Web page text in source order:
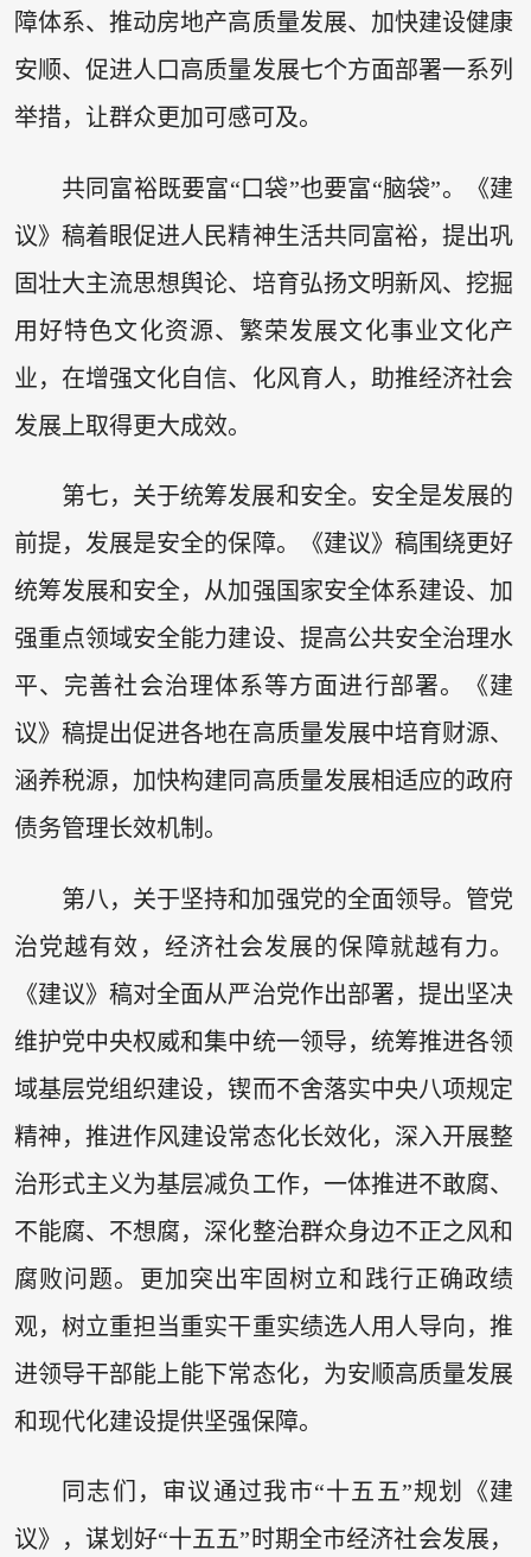
障体系、推动房地产高质量发展、加快建设健康
安顺、促进人口高质量发展七个方面部署一系列
举措，让群众更加可感可及。
共同富裕既要富“口袋”也要富“脑袋”。《建
议》稿着眼促进人民精神生活共同富裕，提出巩
固壮大主流思想舆论、培育弘扬文明新风、挖掘
用好特色文化资源、繁荣发展文化事业文化产
业，在增强文化自信、化风育人，助推经济社会
发展上取得更大成效。
第七，关于统筹发展和安全。安全是发展的
前提，发展是安全的保障。《建议》稿围绕更好
统筹发展和安全，从加强国家安全体系建设、加
强重点领域安全能力建设、提高公共安全治理水
平、完善社会治理体系等方面进行部署。《建
议》稿提出促进各地在高质量发展中培育财源、
涵养税源，加快构建同高质量发展相适应的政府
债务管理长效机制。
第八，关于坚持和加强党的全面领导。管党
治党越有效，经济社会发展的保障就越有力。
《建议》稿对全面从严治党作出部署，提出坚决
维护党中央权威和集中统一领导，统筹推进各领
域基层党组织建设，锲而不舍落实中央八项规定
精神，推进作风建设常态化长效化，深入开展整
治形式主义为基层减负工作，一体推进不敢腐、
不能腐、不想腐，深化整治群众身边不正之风和
腐败问题。更加突出牢固树立和践行正确政绩
观，树立重担当重实干重实绩选人用人导向，推
进领导干部能上能下常态化，为安顺高质量发展
和现代化建设提供坚强保障。
同志们，审议通过我市“十五五”规划《建
议》，谋划好“十五五”时期全市经济社会发展，